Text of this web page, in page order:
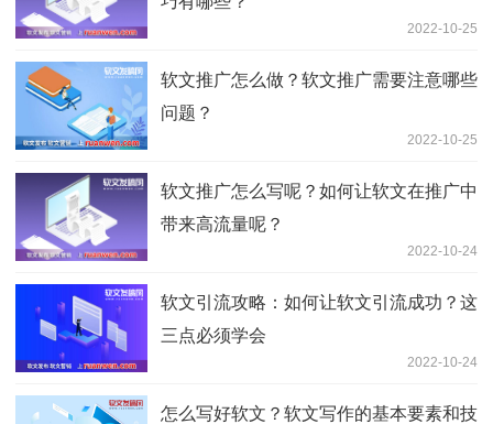
2022-10-25
软文推广怎么做？软文推广需要注意哪些
问题？
2022-10-25
软文推广怎么写呢？如何让软文在推广中
带来高流量呢？
2022-10-24
软文引流攻略：如何让软文引流成功？这
三点必须学会
2022-10-24
怎么写好软文？软文写作的基本要素和技